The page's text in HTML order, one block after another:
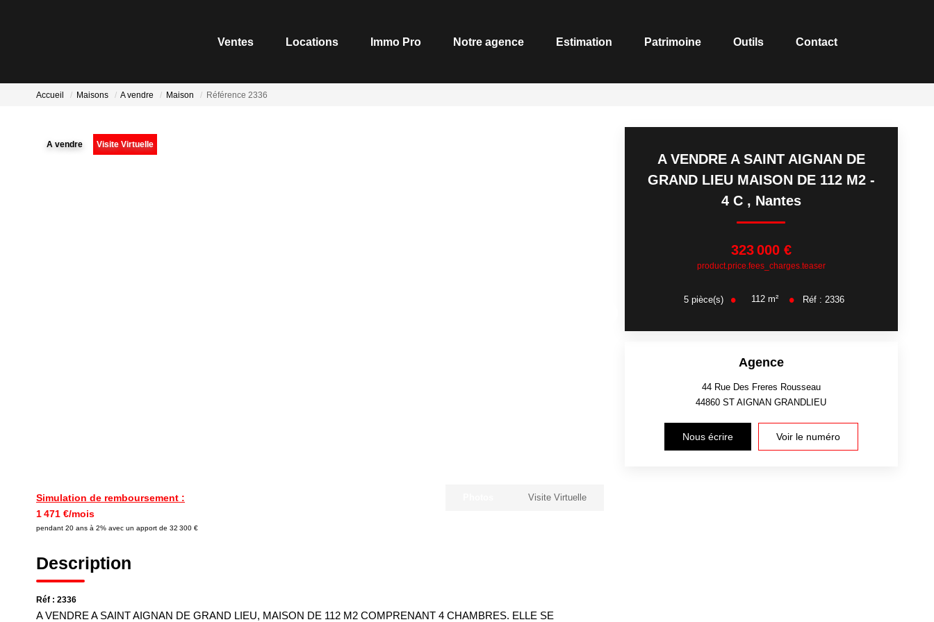
Ventes Locations Immo Pro Notre agence Estimation Patrimoine Outils Contact
Accueil Maisons A vendre Maison Référence 2336
A vendre Visite Virtuelle
Simulation de remboursement :
1 471 €/mois
pendant 20 ans à 2% avec un apport de 32 300 €
Visite Virtuelle
Description
Réf : 2336
A VENDRE A SAINT AIGNAN DE GRAND LIEU, MAISON DE 112 M2 COMPRENANT 4 CHAMBRES. ELLE SE
A VENDRE A SAINT AIGNAN DE
GRAND LIEU MAISON DE 112 M2 -
4 C , Nantes
323 000 €
product.price.fees_charges.teaser
5 pièce(s) 112 m² Réf : 2336
Agence
44 Rue Des Freres Rousseau
44860ST AIGNAN GRANDLIEU
Nous écrire Voir le numéro